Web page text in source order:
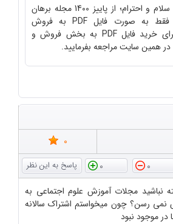
کاربر گرامی، با سلام و احترام؛ از پاییز 1400 مجله برهان
متوسطه دوم فقط به صورت فایل PDF به فروش
می‌رسد.لطفاً برای خرید فایل PDF به بخش فروش و
همین سایت مراجعه بفرمایید.
0
0
0
مجلات آموزش علوم اجتماعی به
رسن؟ چون میخواستم اشتراک سالانه
در موجود نبود